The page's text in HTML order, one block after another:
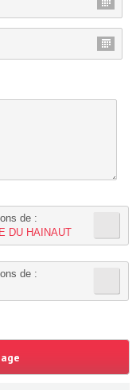
de :
DU HAINAUT
de :